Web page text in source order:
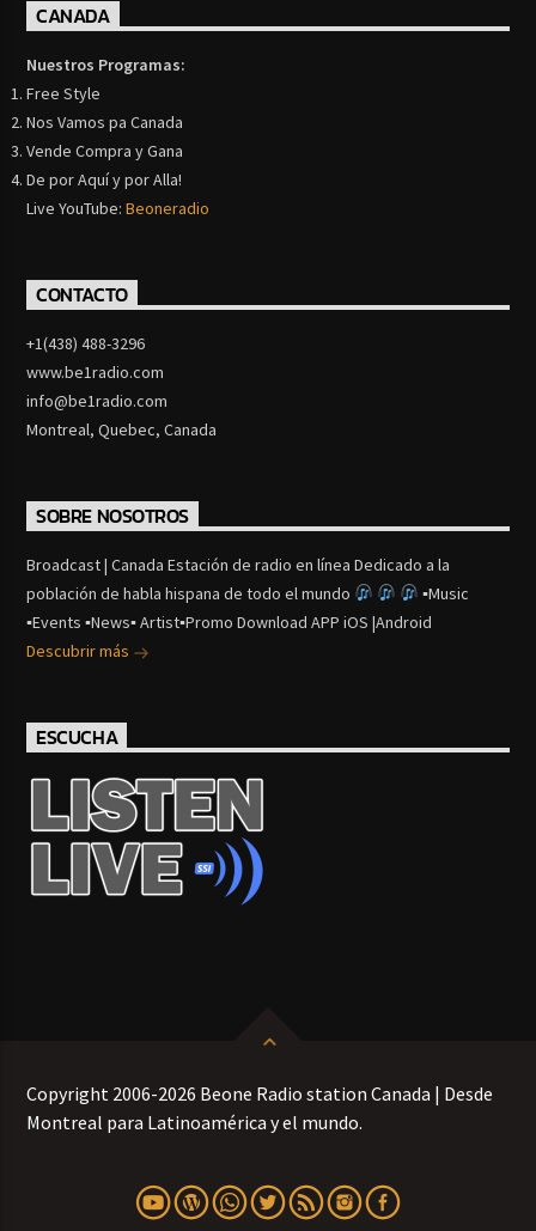
CANADA
Nuestros Programas:
Free Style
Nos Vamos pa Canada
Vende Compra y Gana
De por Aquí y por Alla!
Live YouTube:Beoneradio
CONTACTO
+1(438) 488-3296
www.be1radio.com
info@be1radio.com
Montreal, Quebec, Canada
SOBRE NOSOTROS
Broadcast | Canada Estación de radio en línea Dedicado a la
población de habla hispana de todo el mundo
▪Music
▪Events ▪News▪ Artist▪Promo Download APP iOS |Android
Descubrir más
ESCUCHA
Copyright 2006-2026 Beone Radio station Canada | Desde
Montreal para Latinoamérica y el mundo.